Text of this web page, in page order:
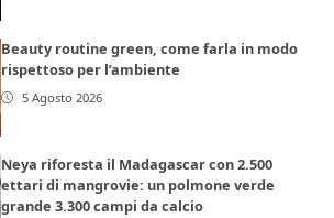
Beauty routine green, come farla in modo
rispettoso per l’ambiente
5 Agosto 2026
Neya riforesta il Madagascar con 2.500
ettari di mangrovie: un polmone verde
grande 3.300 campi da calcio